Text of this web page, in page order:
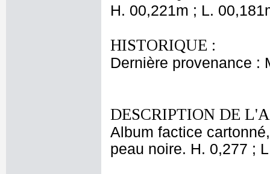
H. 00,221m ; L.
HISTORIQUE :
Dernière provenance :
DESCRIPTION DE
Album factice
peau noire. H. 0,277 ;